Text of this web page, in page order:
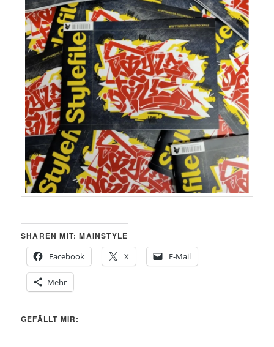
SHAREN MIT: MAINSTYLE
Facebook
X E-Mail
Mehr
GEFÄLLT MIR: